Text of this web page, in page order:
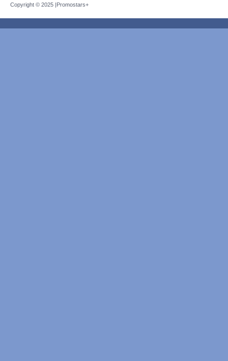
Copyright © 2025 | Promostars+